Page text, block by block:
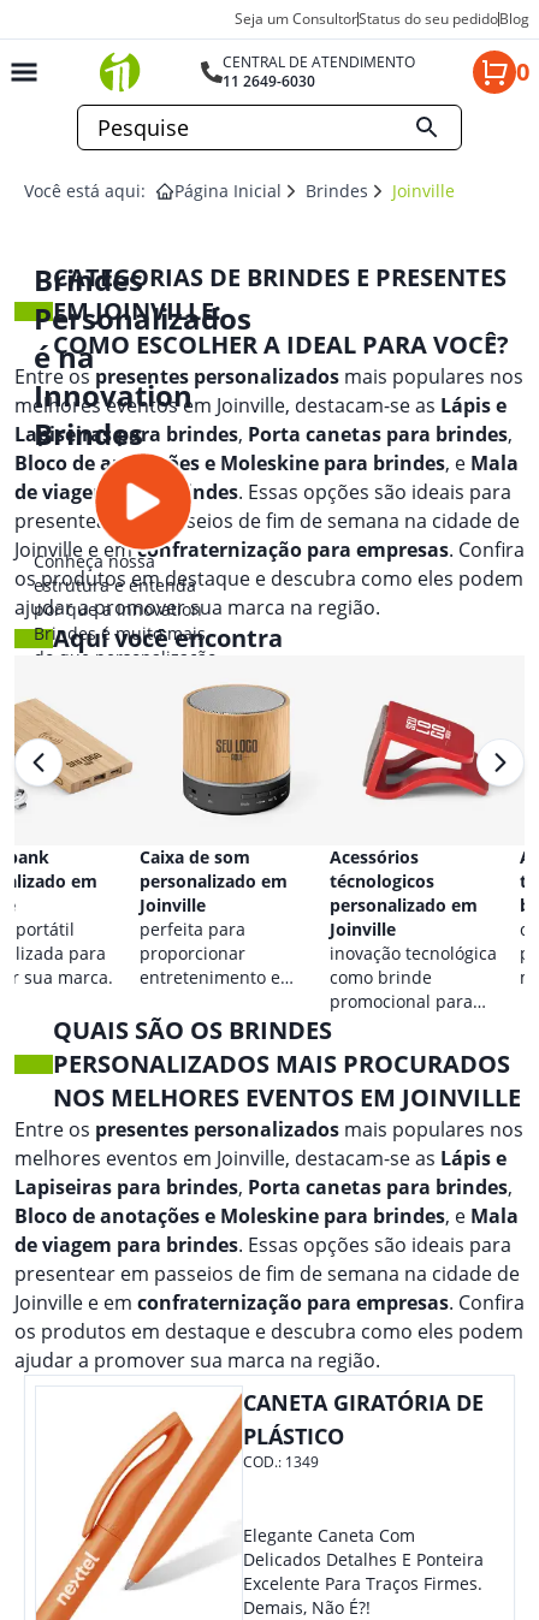
Seja um ConsultorStatus do seu pedidoBlog
CENTRAL DE ATENDIMENTO
11 2649-6030
0
Você está aqui: Página Inicial Brindes Joinville
Brindes
Personalizados
é na
Innovation
Brindes
Conheça nossa
estrutura e entenda
por que a Innovation
Brindes é muito mais
do que personalização.
CATEGORIAS DE BRINDES E PRESENTES
EM JOINVILLE:
COMO ESCOLHER A IDEAL PARA VOCÊ?
Entre ospresentes personalizados mais populares nos
melhores eventos em Joinville, destacam-se as Lápis e
Lapiseiras para brindes, Porta canetas para brindes,
Bloco de anotações e Moleskine para brindes, e Mala
de viagem para brindes. Essas opções são ideais para
presentear em passeios de fim de semana na cidade de
Joinville e emconfraternização para empresas. Confira
os produtos em destaque e descubra como eles podem
ajudar a promover sua marca na região.
Aqui você encontra
bank
em
portátil
para
sua marca.
Caixa de som
personalizado em
Joinville
perfeita para
proporcionar
entretenimento e
qualquer ocasião.
Acessórios
técnologicos
personalizado em
Joinville
inovação tecnológica
como brinde
promocional para
eventos.
QUAIS SÃO OS BRINDES
PERSONALIZADOS MAIS PROCURADOS
NOS MELHORES EVENTOS EM JOINVILLE
Entre os presentes personalizados mais populares nos
melhores eventos em Joinville, destacam-se as Lápis e
Lapiseiras para brindes, Porta canetas para brindes,
Bloco de anotações e Moleskine para brindes, e Mala
de viagem para brindes. Essas opções são ideais para
presentear em passeios de fim de semana na cidade de
Joinville e em confraternização para empresas. Confira
os produtos em destaque e descubra como eles podem
ajudar a promover sua marca na região.
CANETA GIRATÓRIA DE
PLÁSTICO
COD.: 1349
Elegante Caneta Com
Delicados Detalhes E Ponteira
Excelente Para Traços Firmes.
Demais, Não É?!